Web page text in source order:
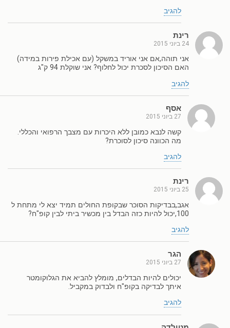
להגיב
רינת
24 ביוני 2015
אני תוהה,אם אני אוריד במשקל (עם אכילת פירות במידה)
האם הסיכון לסכרת יכול לחלוף? אני שוקלת 94 ק"ג
להגיב
אסף
27 ביוני 2015
קשה לנבא כמובן ללא היכרות עם מצבך הרפואי והכללי.
מה הכוונה סיכון לסוכרת?
להגיב
רינת
25 ביוני 2015
אגב,בבדיקות הסוכר שבקופת החולים תמיד יצא לי מתחת ל
100,יכול להיות כזה הבדל בין מכשיר ביתי לבין קופ"ח?
להגיב
הגר
27 ביוני 2015
יכולים להיות הבדלים, מומלץ להביא את הגלוקומטר
איתך לבדיקה בקופ"ח ולבדוק במקביל.
להגיב